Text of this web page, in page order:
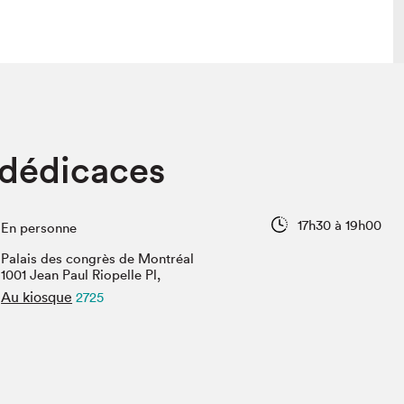
Vidéos et balados
En personne
17h30 à 19h00
Palais des congrès de Montréal
1001 Jean Paul Riopelle Pl,
Au kiosque 2725